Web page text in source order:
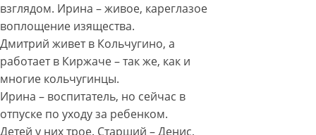
взглядом. Ирина – живое, кареглазое
воплощение изящества.
Дмитрий живет в Кольчугино, а
работает в Киржаче – так же, как и
многие кольчугинцы.
Ирина – воспитатель, но сейчас в
отпуске по уходу за ребенком.
Детей у них трое. Старший – Денис,